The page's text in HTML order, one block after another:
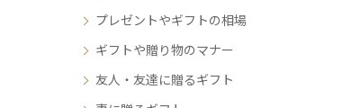
プレゼントやギフトの相場
ギフトや贈り物のマナー
友人・友達に贈るギフト